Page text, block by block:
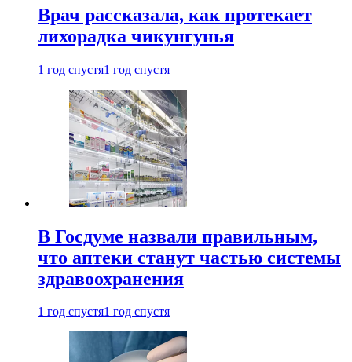
Врач рассказала, как протекает
лихорадка чикунгунья
1 год спустя1 год спустя
В Госдуме назвали правильным,
что аптеки станут частью системы
здравоохранения
1 год спустя1 год спустя